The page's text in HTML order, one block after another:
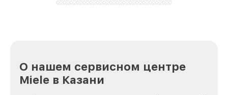
О нашем сервисном центре
Miele в Казани